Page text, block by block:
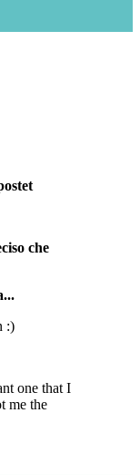
che
:)
one that I
me the